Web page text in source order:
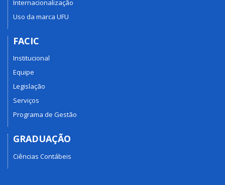
Internacionalização
Uso da marca UFU
FACIC
Institucional
Equipe
Legislação
Serviços
Programa de Gestão
GRADUAÇÃO
Ciências Contábeis